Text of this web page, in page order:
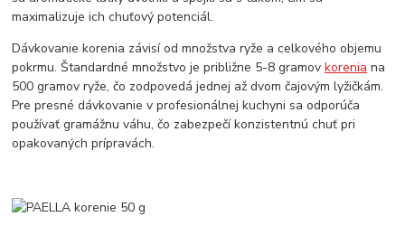
maximalizuje ich chuťový potenciál.
Dávkovanie korenia závisí od množstva ryže a celkového objemu
pokrmu. Štandardné množstvo je približne 5-8 gramovkorenia na
500 gramov ryže, čo zodpovedá jednej až dvom čajovým lyžičkám.
Pre presné dávkovanie v profesionálnej kuchyni sa odporúča
používať gramážnu váhu, čo zabezpečí konzistentnú chuť pri
opakovaných prípravách.